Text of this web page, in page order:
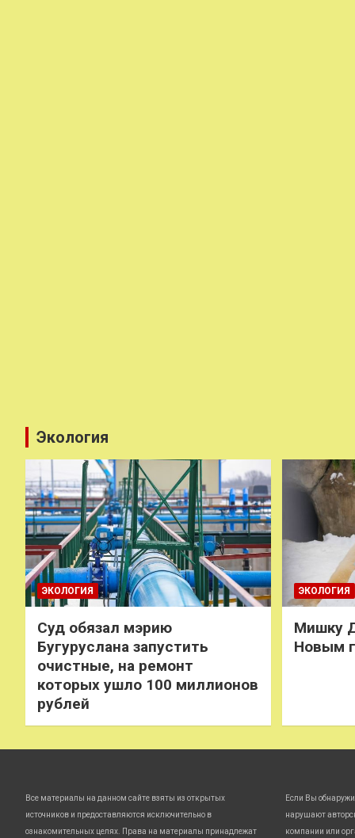
Экология
ЭКОЛОГИЯ
Суд обязал мэрию
Бугуруслана запустить
очистные, на ремонт
которых ушло 100 миллионов
рублей
ЭКОЛОГИЯ
Мишку
Новым
Все материалы на данном сайте взяты из открытых
источников и предоставляются исключительно в
ознакомительных целях. Права на материалы принадлежат
Если Вы
нарушают
компании или